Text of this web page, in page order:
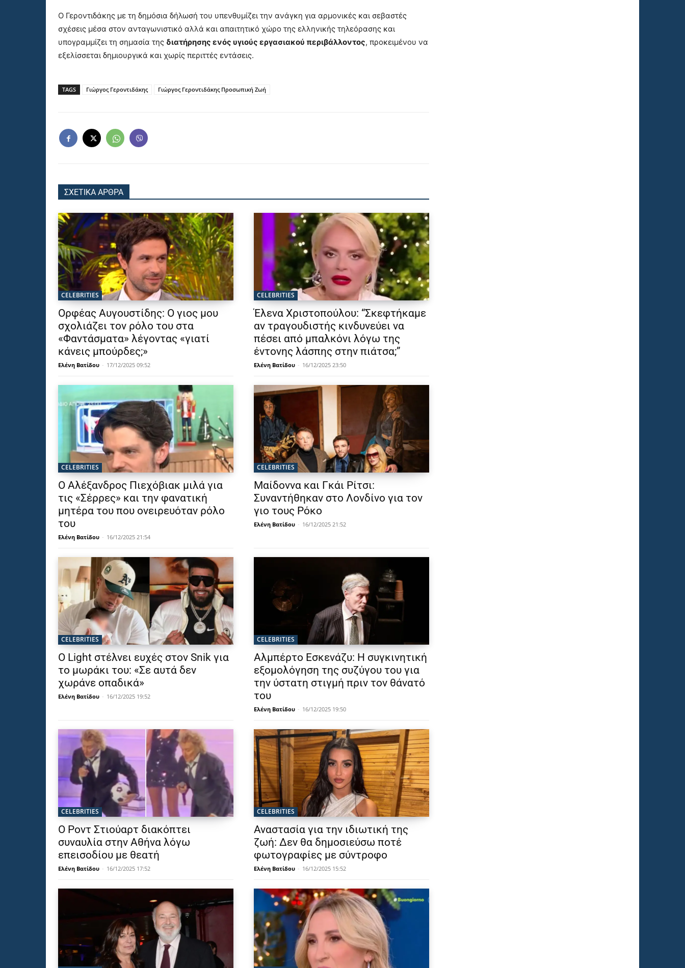
Ο Γεροντιδάκης με τη δημόσια δήλωσή του υπενθυμίζει την ανάγκη για αρμονικές και σεβαστές
σχέσεις μέσα στον ανταγωνιστικό αλλά και απαιτητικό χώρο της ελληνικής τηλεόρασης και
υπογραμμίζει τη σημασία της διατήρησης ενός υγιούς εργασιακού περιβάλλοντος, προκειμένου να
εξελίσσεται δημιουργικά και χωρίς περιττές εντάσεις.
TAGS Γιώργος Γεροντιδάκης Γιώργος Γεροντιδάκης Προσωπική Ζωή
ΣΧΕΤΙΚΑ ΑΡΘΡΑ
CELEBRITIES
Ορφέας Αυγουστίδης: Ο γιος μου
σχολιάζει τον ρόλο του στα
«Φαντάσματα» λέγοντας «γιατί
κάνεις μπούρδες;»
Ελένη Βατίδου - 17/12/2025 09:52
CELEBRITIES
Έλενα Χριστοπούλου: “Σκεφτήκαμε
αν τραγουδιστής κινδυνεύει να
πέσει από μπαλκόνι λόγω της
έντονης λάσπης στην πιάτσα;”
Ελένη Βατίδου - 16/12/2025 23:50
CELEBRITIES
Ο Αλέξανδρος Πιεχόβιακ μιλά για
τις «Σέρρες» και την φανατική
μητέρα του που ονειρευόταν ρόλο
του
Ελένη Βατίδου - 16/12/2025 21:54
CELEBRITIES
Μαίδοννα και Γκάι Ρίτσι:
Συναντήθηκαν στο Λονδίνο για τον
γιο τους Ρόκο
Ελένη Βατίδου - 16/12/2025 21:52
CELEBRITIES
Ο Light στέλνει ευχές στον Snik για
το μωράκι του: «Σε αυτά δεν
χωράνε οπαδικά»
Ελένη Βατίδου - 16/12/2025 19:52
CELEBRITIES
Αλμπέρτο Εσκενάζυ: Η συγκινητική
εξομολόγηση της συζύγου του για
την ύστατη στιγμή πριν τον θάνατό
του
Ελένη Βατίδου - 16/12/2025 19:50
CELEBRITIES
Ο Ροντ Στιούαρτ διακόπτει
συναυλία στην Αθήνα λόγω
επεισοδίου με θεατή
Ελένη Βατίδου - 16/12/2025 17:52
CELEBRITIES
Αναστασία για την ιδιωτική της
ζωή: Δεν θα δημοσιεύσω ποτέ
φωτογραφίες με σύντροφο
Ελένη Βατίδου - 16/12/2025 15:52